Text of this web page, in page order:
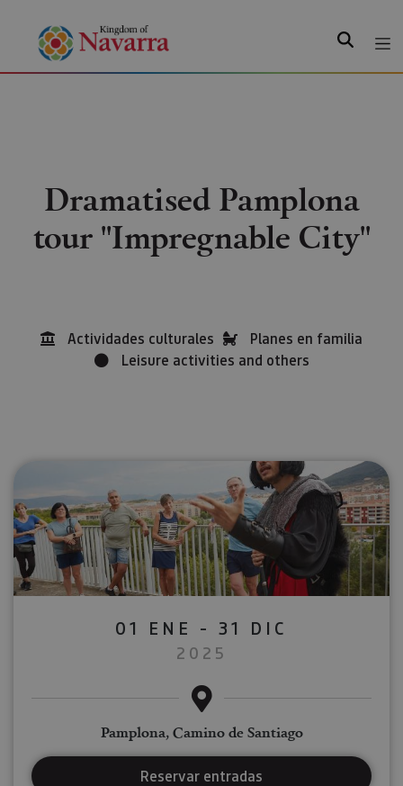
Search
Dramatised Pamplona
tour ''Impregnable City''
Actividades culturales
Planes en familia
Leisure activities and others
01 ENE - 31 DIC
2025
Pamplona, Camino de Santiago
Reservar entradas